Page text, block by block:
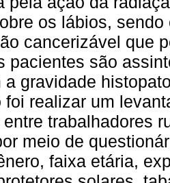
os lábios, sendo
cancerizável que
pacientes são
a gravidade
foi realizar um
trabalhadores
meio de
faixa etária,